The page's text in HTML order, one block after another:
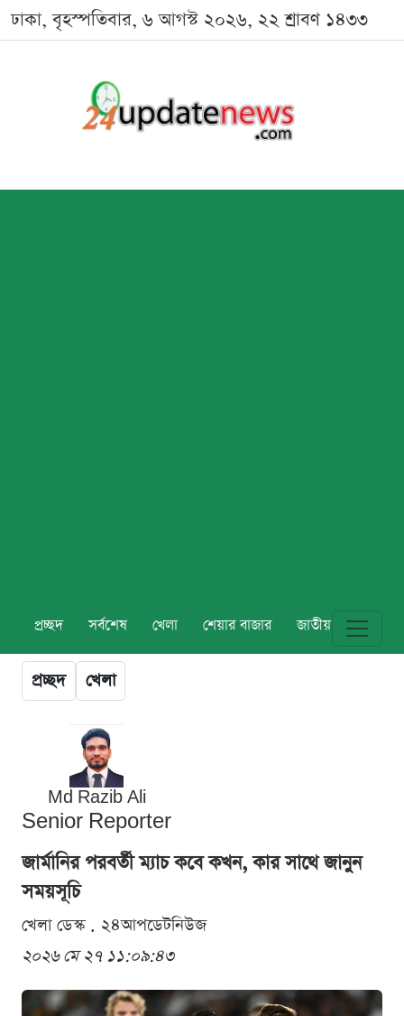
ঢাকা, বৃহস্পতিবার, ৬ আগস্ট ২০২৬, ২২ শ্রাবণ ১৪৩৩
প্রচ্ছদ সর্বশেষ খেলা শেয়ার বাজার জাতীয় বিশ্ব
প্রচ্ছদ খেলা
Md Razib Ali
Senior Reporter
জার্মানির পরবর্তী ম্যাচ কবে কখন, কার সাথে জানুন
সময়সূচি
খেলা ডেস্ক . ২৪আপডেটনিউজ
২০২৬ মে ২৭ ১১:০৯:৪৩